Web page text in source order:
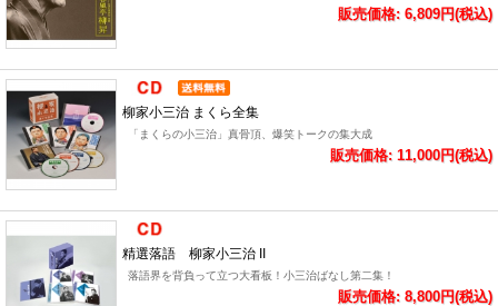
販売価格: 6,809円(税込)
柳家小三治 まくら全集
「まくらの小三治」真骨頂、爆笑トークの集大成
販売価格: 11,000円(税込)
精選落語 柳家小三治 II
落語界を背負って立つ大看板！小三治ばなし第二集！
販売価格: 8,800円(税込)